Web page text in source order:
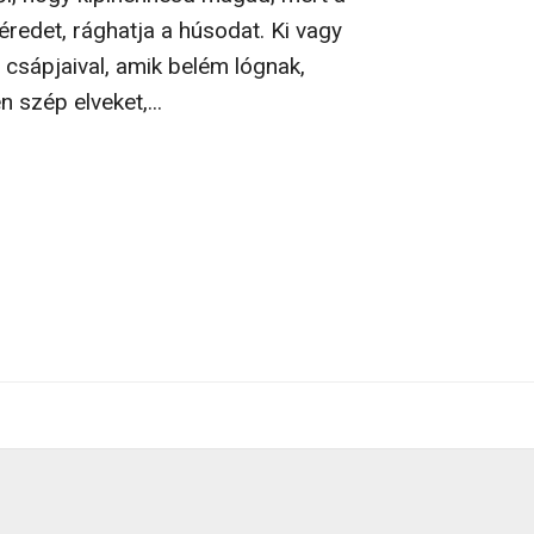
rághatja a húsodat. Ki vagy
amik belém lógnak,
szép elveket,...